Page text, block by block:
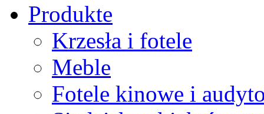
Produkte
Krzesła i fotele
Meble
Fotele kinowe i